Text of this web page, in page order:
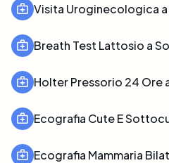
Visita Uroginecologica
Breath Test Lattosio a
Holter Pressorio 24 Ore
Ecografia Cute E
Ecografia Mammaria